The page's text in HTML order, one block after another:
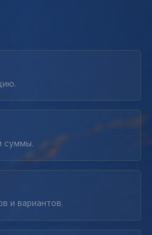
суммы.
и вариантов.